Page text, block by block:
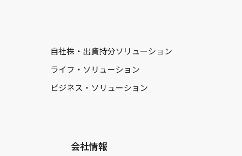
自社株・出資持分ソリューション
ライフ・ソリューション
ビジネス・ソリューション
会社情報